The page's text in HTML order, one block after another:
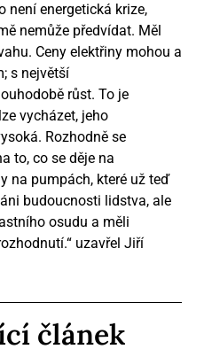
není energetická krize,
nemůže předvídat. Měl
Ceny elektřiny mohou a
s největší
růst. To je
vycházet, jeho
Rozhodně se
to, co se děje na
na pumpách, které už teď
budoucnosti lidstva, ale
osudu a měli
uzavřel Jiří
článek